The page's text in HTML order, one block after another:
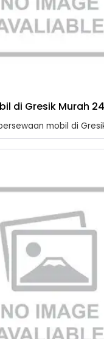
di Gresik Murah
mobil di